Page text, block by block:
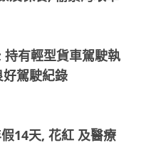
有輕型貨車駕駛執
駕駛紀錄
14天, 花紅 及醫療